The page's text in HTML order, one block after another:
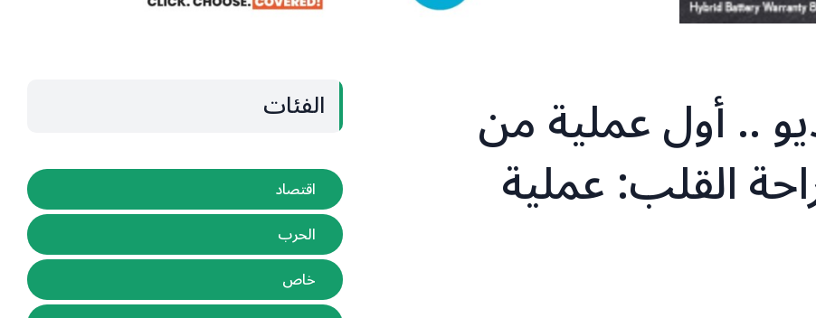
.. أول عملية من
القلب: عملية
الفئات
اقتصاد
الحرب
خاص